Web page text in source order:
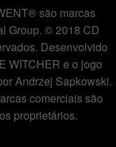
são marcas
Group. © 2018 CD
Desenvolvido
WITCHER e o jogo
Andrzej Sapkowski.
comerciais são
proprietários.